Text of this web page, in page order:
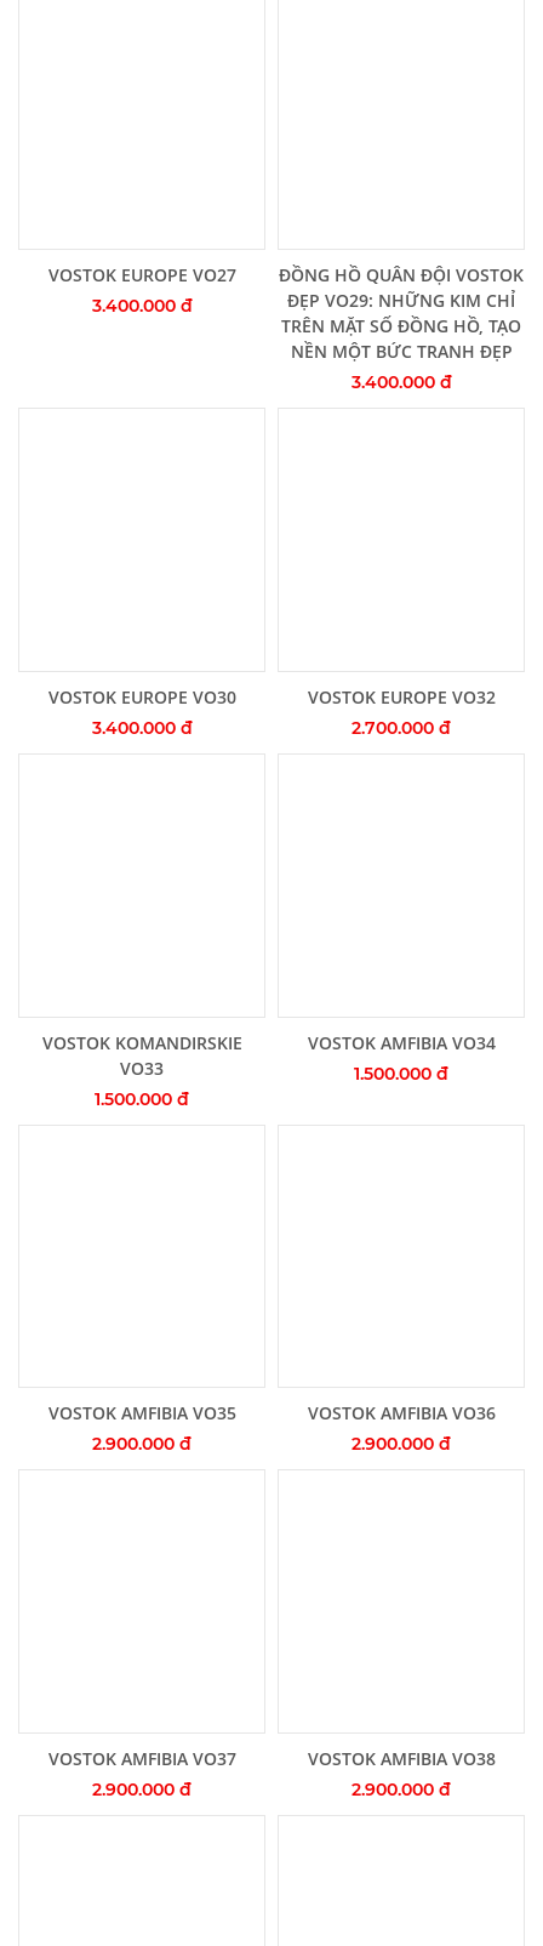
Thêm vào giỏ hàng
VOSTOK EUROPE VO27
3.400.000 đ
Thêm vào giỏ hàng
ĐỒNG HỒ QUÂN ĐỘI VOSTOK
ĐẸP VO29: NHỮNG KIM CHỈ
TRÊN MẶT SỐ ĐỒNG HỒ, TẠO
NỀN MỘT BỨC TRANH ĐẸP
3.400.000 đ
Thêm vào giỏ hàng
VOSTOK EUROPE VO30
3.400.000 đ
Thêm vào giỏ hàng
VOSTOK EUROPE VO32
2.700.000 đ
Thêm vào giỏ hàng
VOSTOK KOMANDIRSKIE
VO33
1.500.000 đ
Thêm vào giỏ hàng
VOSTOK AMFIBIA VO34
1.500.000 đ
Thêm vào giỏ hàng
VOSTOK AMFIBIA VO35
2.900.000 đ
Thêm vào giỏ hàng
VOSTOK AMFIBIA VO36
2.900.000 đ
Thêm vào giỏ hàng
VOSTOK AMFIBIA VO37
2.900.000 đ
Thêm vào giỏ hàng
VOSTOK AMFIBIA VO38
2.900.000 đ